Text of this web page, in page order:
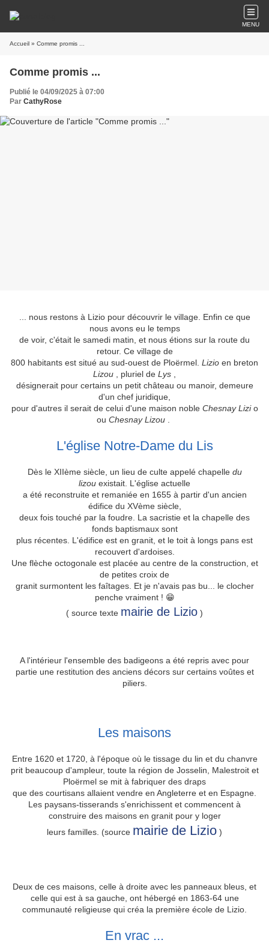
MENU
Accueil » Comme promis ...
Comme promis ...
Publié le 04/09/2025 à 07:00
Par CathyRose
... nous restons à Lizio pour découvrir le village. Enfin ce que
nous avons eu le temps
de voir, c'était le samedi matin, et nous étions sur la route du
retour. Ce village de
800 habitants est situé au sud-ouest de Ploërmel. Lizio en breton
Lizou , pluriel de Lys
désignerait pour certains un petit château ou manoir, demeure
d'un chef juridique,
pour d'autres il serait de celui d'une maison noble Chesnay Lizio
ou Chesnay Lizou
L'église Notre-Dame du Lis
Dès le XIIème siècle, un lieu de culte appelé chapelle du
lizou existait. L'église actuelle
a été reconstruite et remaniée en 1655 à partir d'un ancien
édifice du XVème siècle,
deux fois touché par la foudre. La sacristie et la chapelle des
fonds baptismaux sont
plus récentes. L'édifice est en granit, et le toit à longs pans est
recouvert d'ardoises.
Une flèche octogonale est placée au centre de la construction, et
de petites croix de
granit surmontent les faîtages. Et je n'avais pas bu... le clocher
penche vraiment ! 😁
( source texte mairie de Lizio )
A l'intérieur l'ensemble des badigeons a été repris avec pour
partie une restitution des anciens décors sur certains voûtes et
piliers.
Les maisons
Entre 1620 et 1720, à l'époque où le tissage du lin et du chanvre
prit beaucoup d'ampleur, toute la région de Josselin, Malestroit et
Ploërmel se mit à fabriquer des draps
que des courtisans allaient vendre en Angleterre et en Espagne.
Les paysans-tisserands s'enrichissent et commencent à
construire des maisons en granit pour y loger
leurs familles. (source mairie de Lizio )
Deux de ces maisons, celle à droite avec les panneaux bleus, et
celle qui est à sa gauche, ont hébergé en 1863-64 une
communauté religieuse qui créa la première école de Lizio.
En vrac ...